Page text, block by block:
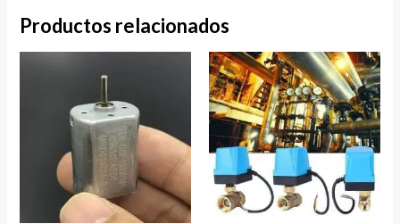
Productos relacionados